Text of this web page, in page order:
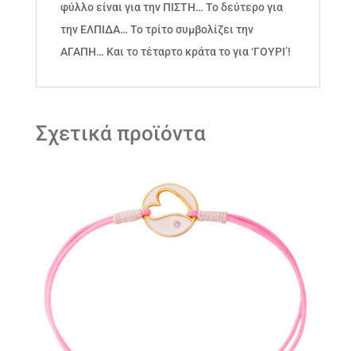
φύλλο είναι για την ΠΙΣΤΗ… Το δεύτερο για
την ΕΛΠΙΔΑ… Το τρίτο συμβολίζει την
ΑΓΑΠΗ… Και το τέταρτο κράτα το για ‘ΓΟΥΡΙ’!
Σχετικά προϊόντα